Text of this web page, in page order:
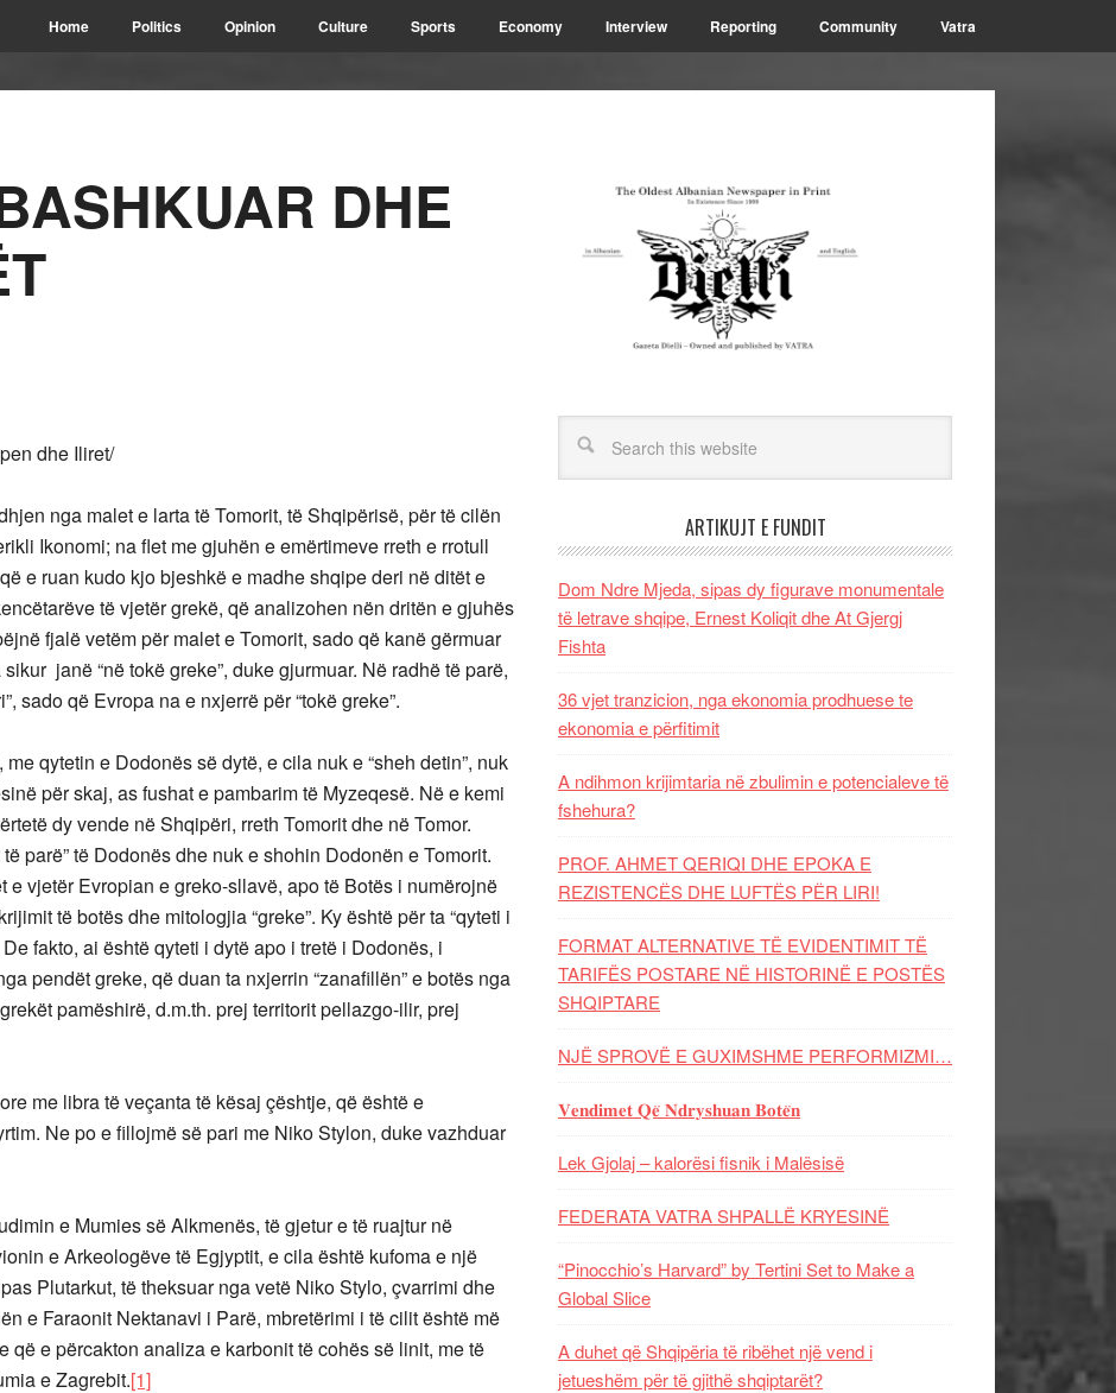
Home Politics Opinion Culture Sports Economy Interview Reporting Community Vatra
DHE
dhe Iliret/
nga malet e larta të Tomorit, të Shqipërisë, për të cilën
Ikonomi; na flet me gjuhën e emërtimeve rreth e rrotull
e ruan kudo kjo bjeshkë e madhe shqipe deri në ditët e
të vjetër grekë, që analizohen nën dritën e gjuhës
fjalë vetëm për malet e Tomorit, sado që kanë gërmuar
janë “në tokë greke”, duke gjurmuar. Në radhë të parë,
sado që Evropa na e nxjerrë për “tokë greke”.
qytetin e Dodonës së dytë, e cila nuk e “sheh detin”, nuk
për skaj, as fushat e pambarim të Myzeqesë. Në e kemi
dy vende në Shqipëri, rreth Tomorit dhe në Tomor.
parë” të Dodonës dhe nuk e shohin Dodonën e Tomorit.
e vjetër Evropian e greko-sllavë, apo të Botës i numërojnë
të botës dhe mitologjia “greke”. Ky është për ta “qyteti i
fakto, ai është qyteti i dytë apo i tretë i Dodonës, i
pendët greke, që duan ta nxjerrin “zanafillën” e botës nga
pamëshirë, d.m.th. prej territorit pellazgo-ilir, prej
me libra të veçanta të kësaj çështje, që është e
Ne po e fillojmë së pari me Niko Stylon, duke vazhduar
e Mumies së Alkmenës, të gjetur e të ruajtur në
e Arkeologëve të Egjyptit, e cila është kufoma e një
Plutarkut, të theksuar nga vetë Niko Stylo, çvarrimi dhe
e Faraonit Nektanavi i Parë, mbretërimi i të cilit është më
që e përcakton analiza e karbonit të cohës së linit, me të
e Zagrebit.[1]
ARTIKUJT E FUNDIT
Dom Ndre Mjeda, sipas dy figurave monumentale
të letrave shqipe, Ernest Koliqit dhe At Gjergj
Fishta
36 vjet tranzicion, nga ekonomia prodhuese te
ekonomia e përfitimit
A ndihmon krijimtaria në zbulimin e potencialeve të
fshehura?
PROF. AHMET QERIQI DHE EPOKA E
REZISTENCЁS DHE LUFTЁS PЁR LIRI!
FORMAT ALTERNATIVE TË EVIDENTIMIT TË
TARIFËS POSTARE NË HISTORINË E POSTËS
SHQIPTARE
NJË SPROVË E GUXIMSHME PERFORMIZMI…
𝐕𝐞𝐧𝐝𝐢𝐦𝐞𝐭 𝐐𝐞̈ 𝐍𝐝𝐫𝐲𝐬𝐡𝐮𝐚𝐧 𝐁𝐨𝐭𝐞̈𝐧
Lek Gjolaj – kalorësi fisnik i Malësisë
FEDERATA VATRA SHPALLË KRYESINË
“Pinocchio’s Harvard” by Tertini Set to Make a
Global Slice
A duhet që Shqipëria të ribëhet një vend i
jetueshëm për të gjithë shqiptarët?